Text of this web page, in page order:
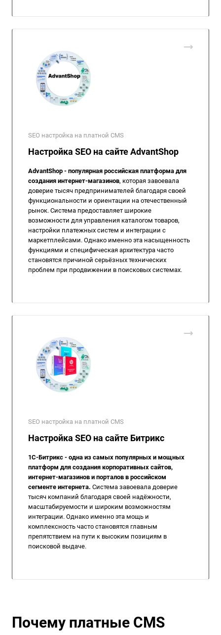
SEO настройка на платной CMS
Настройка SEO на сайте AdvantShop
AdvantShop - популярная российская платформа для
создания интернет-магазинов, которая завоевала
доверие тысяч предпринимателей благодаря своей
функциональности и ориентации на отечественный
рынок. Система предоставляет широкие
возможности для управления каталогом товаров,
настройки платежных систем и интеграции с
маркетплейсами. Однако именно эта насыщенность
функциями и специфическая архитектура часто
становятся причиной серьёзных технических
проблем при продвижении в поисковых системах.
SEO настройка на платной CMS
Настройка SEO на сайте Битрикс
1С-Битрикс - одна из самых популярных и мощных
платформ для создания корпоративных сайтов,
интернет-магазинов и порталов в российском
сегменте интернета. Система завоевала доверие
тысяч компаний благодаря своей надёжности,
масштабируемости и широким возможностям
интеграции. Однако именно эта мощь и
комплексность часто становятся главным
препятствием на пути к высоким позициям в
поисковой выдаче.
Почему платные CMS